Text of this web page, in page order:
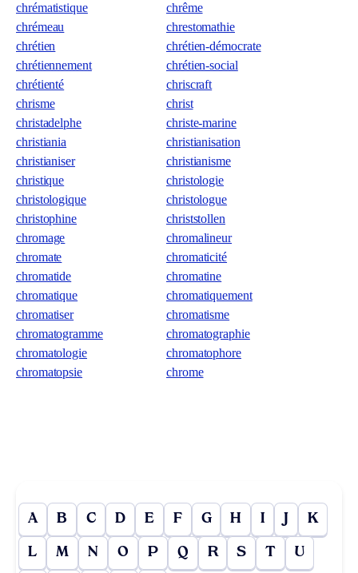
chrématistique
chrême
chrémeau
chrestomathie
chrétien
chrétien-démocrate
chrétiennement
chrétien-social
chrétienté
chriscraft
chrisme
christ
christadelphe
christe-marine
christiania
christianisation
christianiser
christianisme
christique
christologie
christologique
christologue
christophine
christstollen
chromage
chromalineur
chromate
chromaticité
chromatide
chromatine
chromatique
chromatiquement
chromatiser
chromatisme
chromatogramme
chromatographie
chromatologie
chromatophore
chromatopsie
chrome
A B C D E F G H I J K
L M N O P Q R S T U